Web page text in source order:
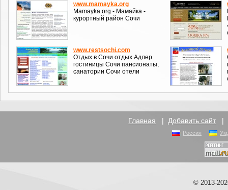
www.mamayka.org
Mamayka.org - Мамайка -
курортный район Сочи
www.restsochi.com
Отдых в Сочи отдых Адлер
гостиницы Сочи пансионаты,
санатории Сочи отели
Главная | Добавить сайт |
Россия
© 2013-